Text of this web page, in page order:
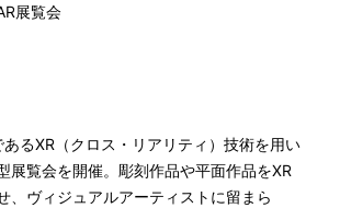
展覧会
あるXR（クロス・リアリティ）技術を用い
展覧会を開催。彫刻作品や平面作品をXR
、ヴィジュアルアーティストに留まら